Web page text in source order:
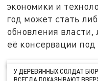
экономики и
год может стать
обновления
её консервации
У ДЕРЕВЯННЫХ СОЛДАТ
ВСЕГДА ПОКАЗЫВАЮТ